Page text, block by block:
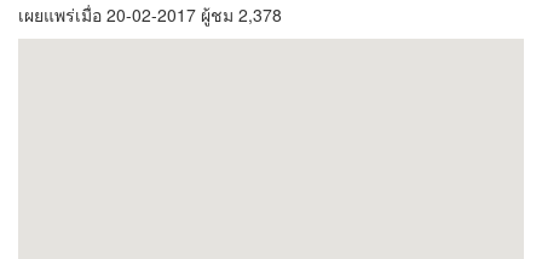
เผยแพร่เมื่อ 20-02-2017 ผู้ชม 2,378